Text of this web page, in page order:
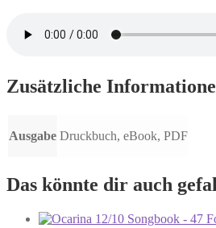
Zusätzliche
Ausgabe Druckbuch, eBook, PDF
Das könnte dir auch